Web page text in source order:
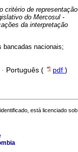
critério de representação
do Mercosul -
da interpretação
bancadas nacionais;
· Português ( pdf )
está licenciado sob